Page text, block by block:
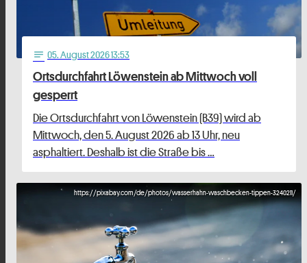
notes 05. August 2026 13:53
Ortsdurchfahrt Löwenstein ab Mittwoch voll
gesperrt
Die Ortsdurchfahrt von Löwenstein (B39) wird ab
Mittwoch, den 5. August 2026 ab 13 Uhr, neu
asphaltiert. Deshalb ist die Straße bis …
https://pixabay.com/de/photos/wasserhahn-waschbecken-tippen-3240211/